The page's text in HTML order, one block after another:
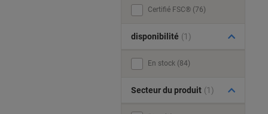
Certifié FSC® (76)
disponibilité (1)
En stock (84)
Secteur du produit (1)